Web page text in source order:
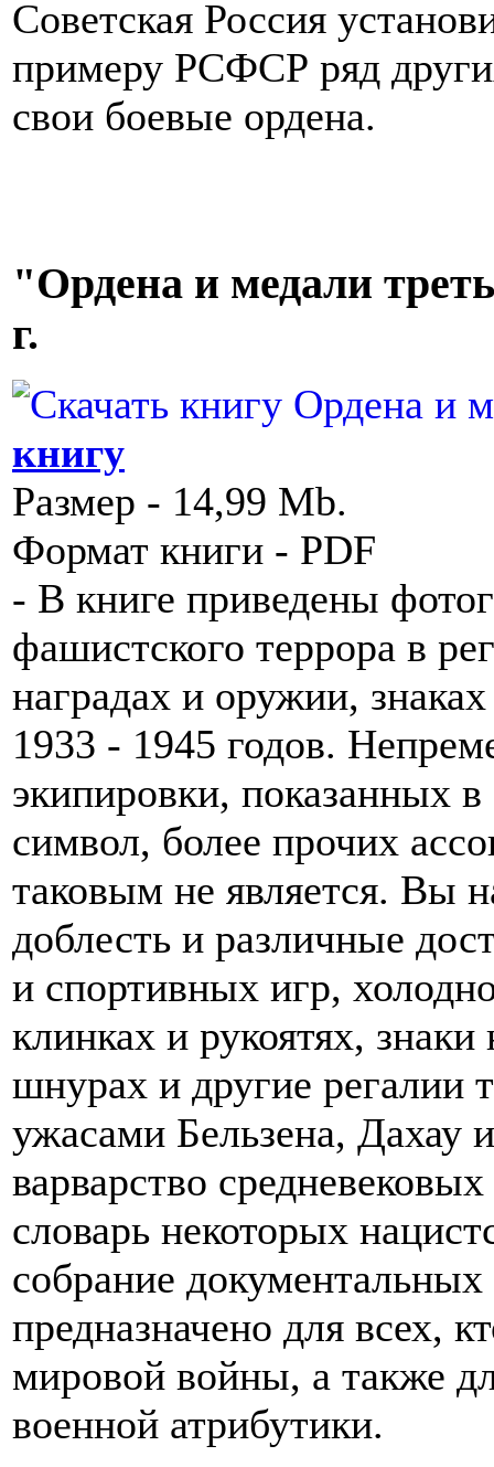
Советская Россия
примеру РСФСР ряд
свои боевые ордена.
"Ордена и медали
г.
книгу
Размер - 14,99 Mb.
Формат книги - PDF
- В книге приведены
фашистского террора в
наградах и оружии,
1933 - 1945 годов.
экипировки, показанных в
символ, более прочих
таковым не является. Вы
доблесть и различные
и спортивных игр,
клинках и рукоятях,
шнурах и другие регалии
ужасами Бельзена, Дахау
варварство
словарь некоторых
собрание
предназначено для всех,
мировой войны, а также
военной атрибутики.